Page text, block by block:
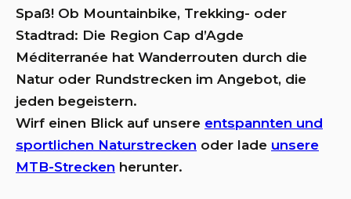
Spaß! Ob Mountainbike, Trekking- oder
Stadtrad: Die Region Cap d’Agde
Méditerranée hat Wanderrouten durch die
Natur oder Rundstrecken im Angebot, die
jeden begeistern.
Wirf einen Blick auf unsere entspannten und
sportlichen Naturstrecken oder lade unsere
MTB-Strecken herunter.